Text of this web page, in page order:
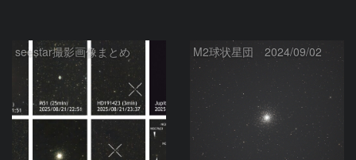
seestar撮影画像まとめ M2球状星団 2024/09/02